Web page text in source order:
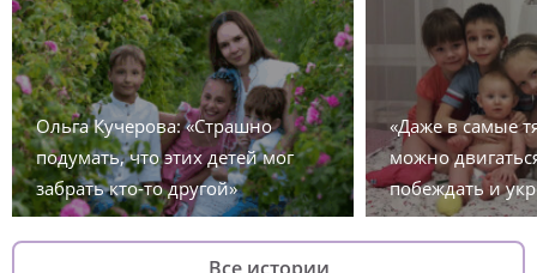
Ольга Кучерова: «Страшно
подумать, что этих детей мог
забрать кто-то другой»
«Даже в самые
можно
побеждать и